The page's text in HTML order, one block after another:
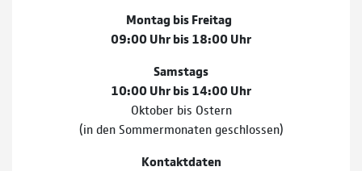
Montag bis Freitag
09:00 Uhr bis 18:00 Uhr
Samstags
10:00 Uhr bis 14:00 Uhr
Oktober bis Ostern
(in den Sommermonaten geschlossen)
Kontaktdaten